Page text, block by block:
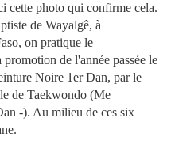
cette photo qui confirme cela.
de Wayalgê, à
on pratique le
de l'année passée le
Noire 1er Dan, par le
de Taekwondo (Me
-). Au milieu de ces six